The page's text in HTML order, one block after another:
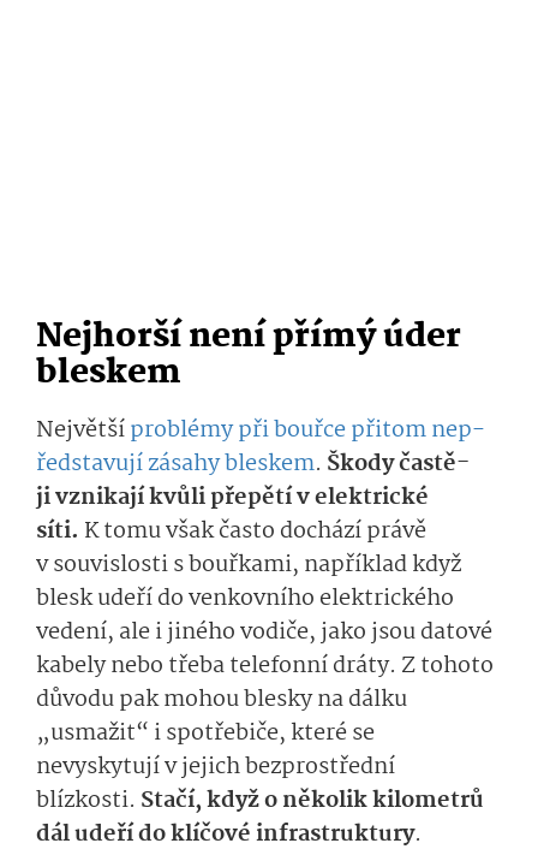
Nejhorší není přímý úder
bleskem
Největšíproblémypři bouřcepřitomnep­
ředstavují zásahybleskem­. Škodyčastě­
jivznikají kvůlipřepětív e­lektrické
síti. K tomuvšak často dochází právě
v souvislosti s bouřkami, například když
blesk udeří do venkovního elektrického
vedení, ale i jiného vodiče, jako jsou datové
kabelynebo třebatelefonní dráty. Z tohoto
důvodupak mohou bleskyna dálku
„usmažit“ i spot­řebiče, kterése
nevyskytujív je­jichbezprostřed­ní
blízkosti. Stačí, kdyžo několik kilometrů
dáludeřído klíčové infrastruktury.